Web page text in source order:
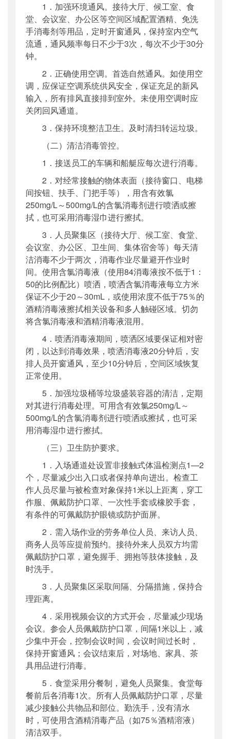
1．加强环境通风。接待大厅、候工室、食
堂、会议室、办公区等空间区域配置酒精、免洗
手消毒剂等用品，定时开窗通风，保持室内空气
流通，通风频率每日不少于3次，每次不少于30分
钟。
2．正确使用空调。首选自然通风。如使用空
调，应保证空调系统供风安全，保证充足的新风
输入，所有排风直接排到室外。未使用空调时应
关闭回风通道。
3．保持环境整洁卫生。及时清扫转运垃圾。
（二）清洁消毒管控。
1．接送员工的车辆和船艇应每次进行消毒。
2．对经常接触的物体表面（接待窗口、电梯
间按钮、扶手、门把手等），用含有效氯
250mg/L～500mg/L的含氯消毒剂进行喷洒或擦
拭，也可采用消毒湿巾进行擦拭。
3．人员聚集区（接待大厅、候工室、食堂、
会议室、办公区、卫生间、集体宿舍等）每天清
洁消毒不少于两次，消毒作业尽量避开作业时
间。使用含氯消毒液（使用84消毒液按不低于1：
50的比例配比）喷洒，喷洒含氯消毒液每立方米
保证不少于20～30mL，或使用浓度不低于75％的
酒精消毒液擦拭相关设备和多人触碰区域。切勿
将含氯消毒液和酒精消毒液混用。
4．喷洒消毒液期间，喷洒区域要保证相对密
闭，以达到消毒效果，喷洒消毒液20分钟后，安
排人员开窗通风，至少10分钟后，空间区域恢复
正常使用。
5．加强垃圾桶等垃圾盛装容器的清洁，定期
对其进行消毒处理。可用含有效氯250mg/L～
500mg/L的含氯消毒剂进行喷洒或擦拭，也可采
用消毒湿巾进行擦拭。
（三）卫生防护要求。
1．入场通道处设置非接触式体温检测点1—2
个，尽量减少出入口或者保持单向进出。检查工
作人员尽量与被检查对象保持1米以上距离，穿工
作服、佩戴防护口罩、一次性手套或橡胶手套，
有条件的可佩戴防护眼镜或防护面屏。
2．需入场作业的劳务单位人员、来访人员、
商务人员等应提前预约。接待外来人员双方均需
佩戴防护口罩，避免握手、拥抱等肢体接触，及
时洗手。
3．人员聚集区采取间隔、分隔措施，保持合
理距离。
4．采用视频会议的方式开会，尽量减少现场
会议。参会人员佩戴防护口罩，间隔1米以上，减
少集中开会，控制会议时间，会议时间过长时，
保持开窗通风；会议结束后，对场地、家具、茶
具用品进行消毒。
5．食堂采用分餐制，避免人员聚集。食堂每
餐前后各消毒1次。所有人员佩戴防护口罩，尽量
减少接触公共物品和部位。勤洗手，没有清水
时，可使用含酒精消毒产品（如75％酒精溶液）
清洁双手。